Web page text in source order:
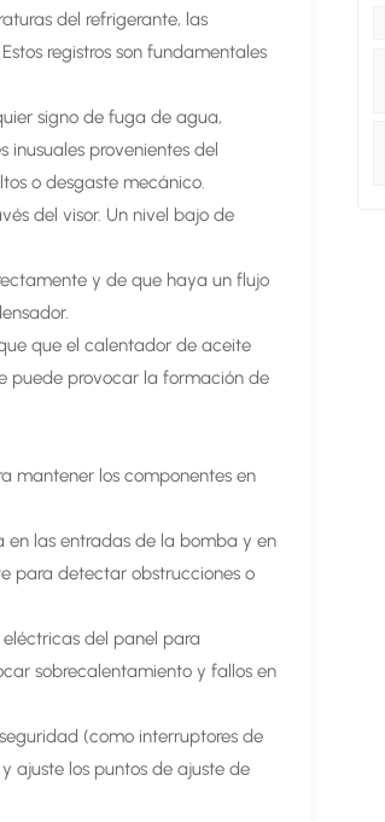
del refrigerante, las
registros son fundamentales
signo de fuga de agua,
inusuales provenientes del
o desgaste mecánico.
del visor. Un nivel bajo de
y de que haya un flujo
que el calentador de aceite
puede provocar la formación de
mantener los componentes en
en las entradas de la bomba y en
para detectar obstrucciones o
del panel para
sobrecalentamiento y fallos en
(como interruptores de
ajuste los puntos de ajuste de